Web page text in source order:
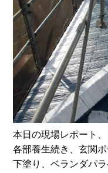
本日の現場レポート、
各部養生続き、玄関
下塗り、ベランダパ